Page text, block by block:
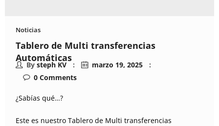
Noticias
Tablero de Multi transferencias
Automáticas
By steph KV
marzo 19, 2025
0 Comments
¿Sabías qué…?
Este es nuestro Tablero de Multi transferencias